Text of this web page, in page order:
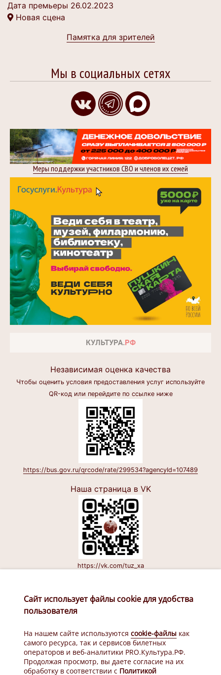
Дата премьеры 26.02.2023
Новая сцена
Памятка для зрителей
Мы в социальных сетях
Меры поддержки участников СВО и членов их семей
Независимая оценка качества
Чтобы оценить условия предоставления услуг используйте
QR-код или перейдите по ссылке ниже
https://bus.gov.ru/qrcode/rate/299534?agencyId=107489
Наша страница в VK
https://vk.com/tuz_xa
https://max.ru/id2721140801_gos
Сайт использует файлы cookie для удобства
пользователя
На нашем сайте используются cookie-файлы как
самого ресурса, так и сервисов билетных
операторов и веб-аналитики PRO.Культура.РФ.
Продолжая просмотр, вы даете согласие на их
обработку в соответствии с Политикой